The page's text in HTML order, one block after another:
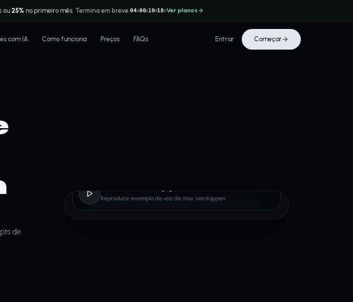
ou 25% no primeiro mês. Termina em breve.04D00H10M18SVer planos
com IA Como funciona Preços FAQs Entrar Começar
de
Reproduzir exemplo de voz de Max Verstappen